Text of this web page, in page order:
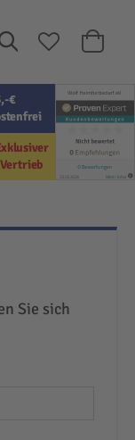
Suche
Mein
€
Vertrieb
Sie sich